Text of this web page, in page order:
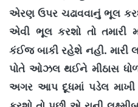
એરણ ઉપર ચઢાવવાનું ભૂલ
એવી ભૂલ કરશો તો તમારી
કંઈજ બાકી રહેશે નહી. મારી
પોતે ઓઝલ થઈને મીઠાસ
અગર આપ દૂધમાં પડેલ માખી